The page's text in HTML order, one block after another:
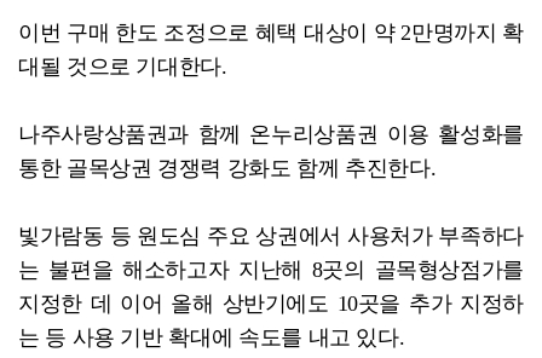
이번 구매 한도 조정으로 혜택 대상이 약 2만명까지 확
대될 것으로 기대한다.
나주사랑상품권과 함께 온누리상품권 이용 활성화를
통한 골목상권 경쟁력 강화도 함께 추진한다.
빛가람동 등 원도심 주요 상권에서 사용처가 부족하다
는 불편을 해소하고자 지난해 8곳의 골목형상점가를
지정한 데 이어 올해 상반기에도 10곳을 추가 지정하
는 등 사용 기반 확대에 속도를 내고 있다.